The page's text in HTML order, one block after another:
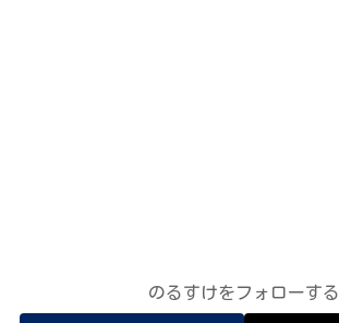
のるすけをフォローする